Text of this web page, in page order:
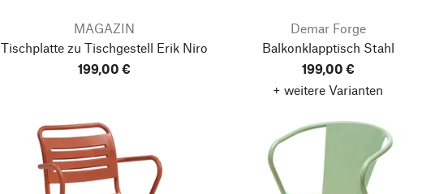
MAGAZIN
Tischplatte zu Tischgestell Erik Niro
199,00 €
Demar Forge
Balkonklapptisch Stahl
199,00 €
+ weitere Varianten